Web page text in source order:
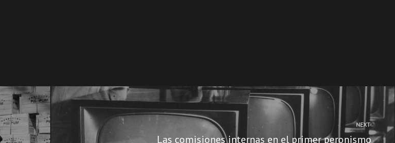
NEXT
Las comisiones internas en el primer peronismo